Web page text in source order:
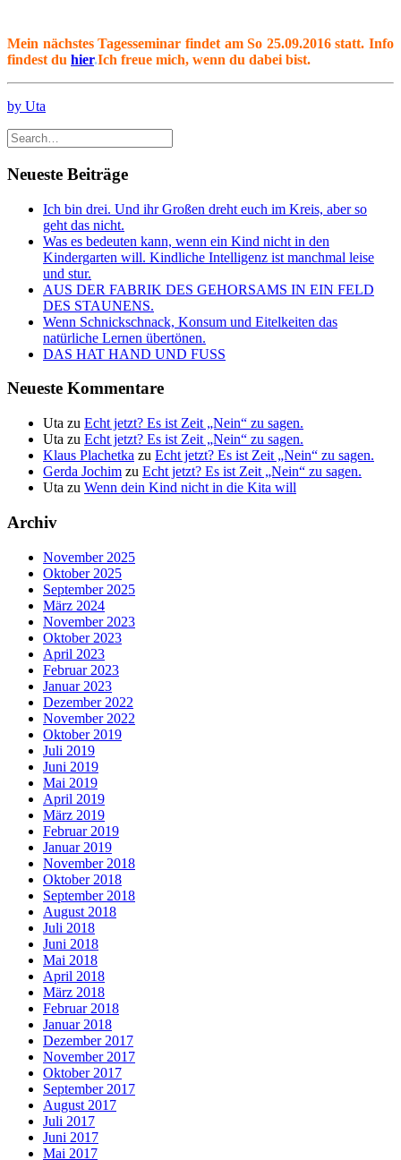
Mein nächstes Tagesseminar findet am So 25.09.2016 statt. Info
findest du hier.Ich freue mich, wenn du dabei bist.
by Uta
Neueste Beiträge
Ich bin drei. Und ihr Großen dreht euch im Kreis, aber so
geht das nicht.
Was es bedeuten kann, wenn ein Kind nicht in den
Kindergarten will. Kindliche Intelligenz ist manchmal leise
und stur.
AUS DER FABRIK DES GEHORSAMS IN EIN FELD
DES STAUNENS.
Wenn Schnickschnack, Konsum und Eitelkeiten das
natürliche Lernen übertönen.
DAS HAT HAND UND FUSS
Neueste Kommentare
Uta zu Echt jetzt? Es ist Zeit „Nein“ zu sagen.
Uta zu Echt jetzt? Es ist Zeit „Nein“ zu sagen.
Klaus Plachetka zu Echt jetzt? Es ist Zeit „Nein“ zu sagen.
Gerda Jochim zu Echt jetzt? Es ist Zeit „Nein“ zu sagen.
Uta zu Wenn dein Kind nicht in die Kita will
Archiv
November 2025
Oktober 2025
September 2025
März 2024
November 2023
Oktober 2023
April 2023
Februar 2023
Januar 2023
Dezember 2022
November 2022
Oktober 2019
Juli 2019
Juni 2019
Mai 2019
April 2019
März 2019
Februar 2019
Januar 2019
November 2018
Oktober 2018
September 2018
August 2018
Juli 2018
Juni 2018
Mai 2018
April 2018
März 2018
Februar 2018
Januar 2018
Dezember 2017
November 2017
Oktober 2017
September 2017
August 2017
Juli 2017
Juni 2017
Mai 2017